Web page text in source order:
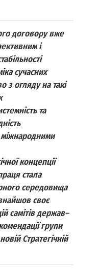
договору вже
і
сучасних
з огляду на такі
та
міжнародними
концепції
стала
середовища
своє
самітів держав–
групи
Стратегічній